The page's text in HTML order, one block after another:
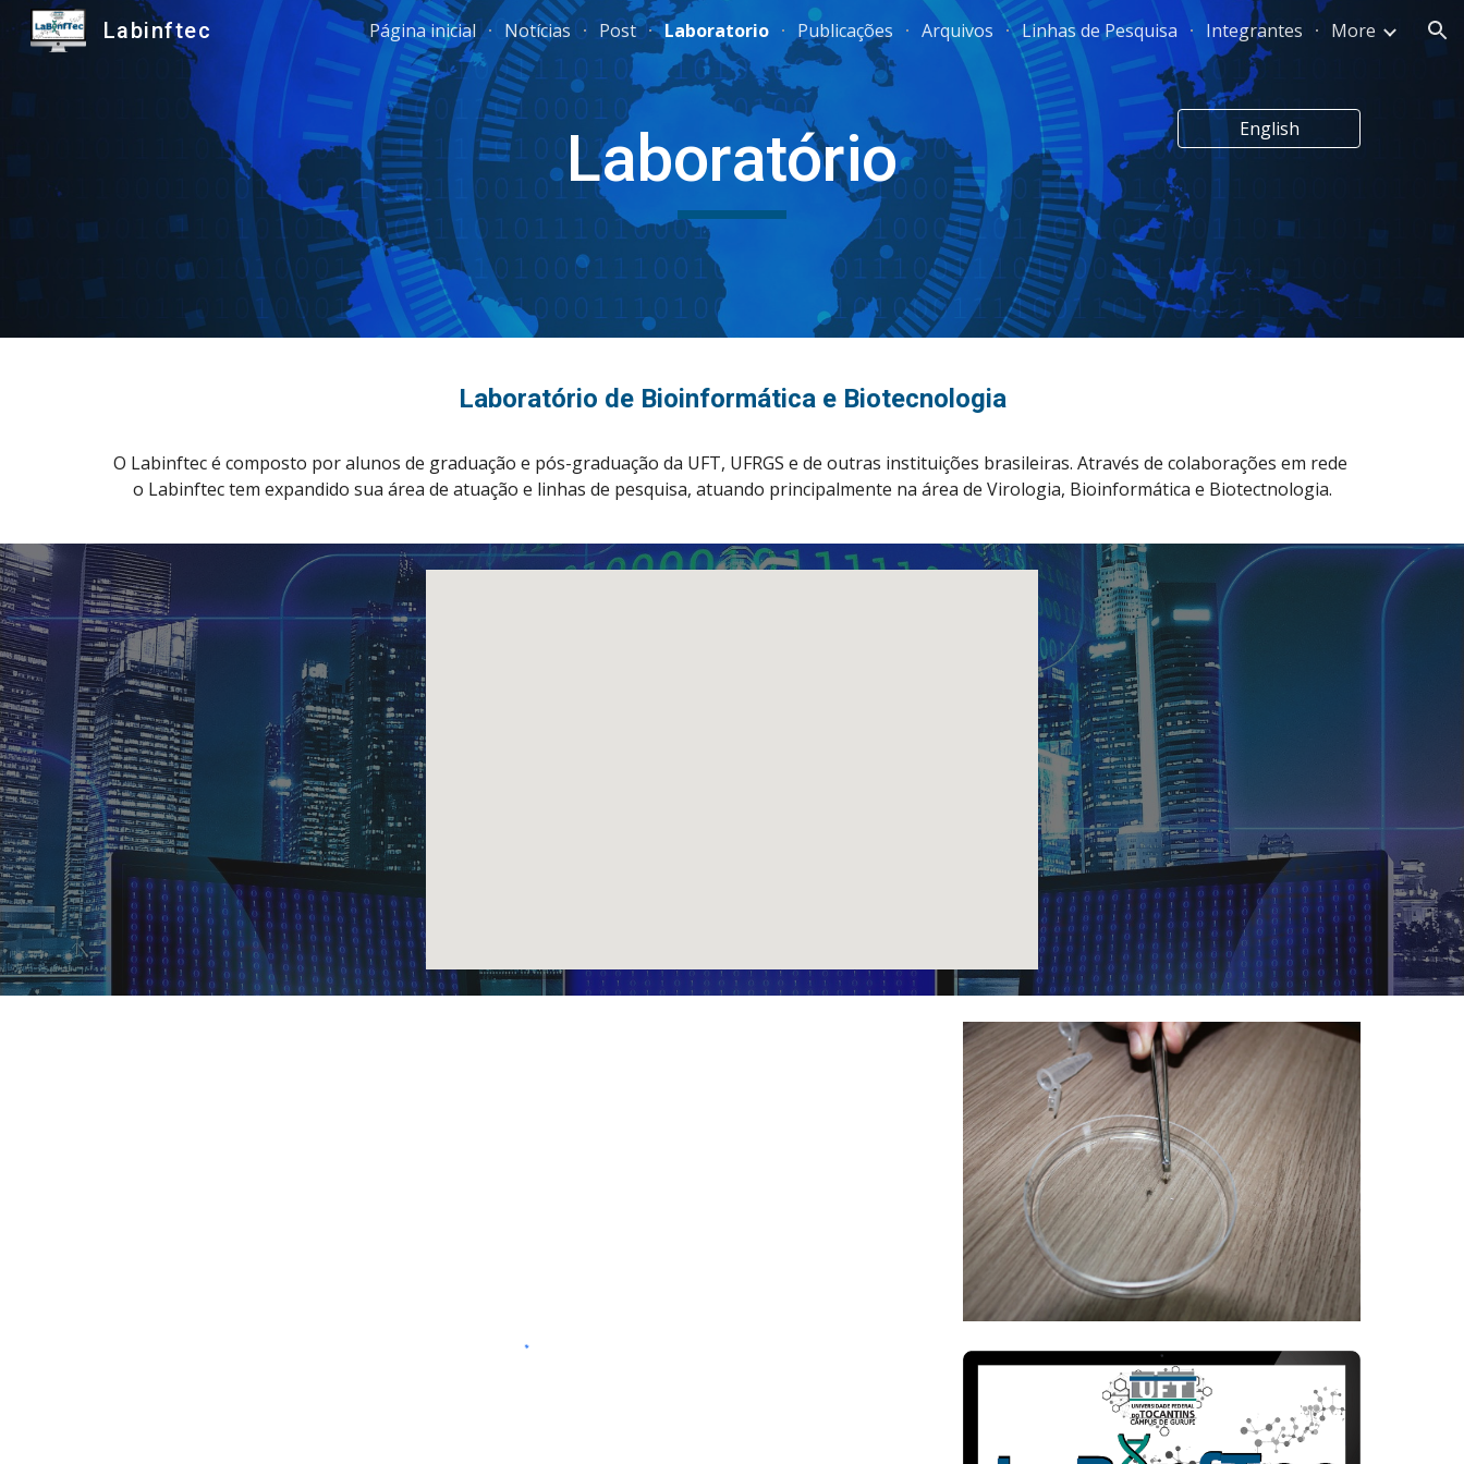
Skip to main content Skip to navigation
Labinftec Página inicial Notícias Post Laboratorio Publicações Arquivos Linhas de Pesquisa Integrantes More
Laboratório English
Laboratório de Bioinformática e Biotecnologia
O Labinftec é composto por alunos de graduação e pós-graduação da UFT, UFRGS e de outras instituições brasileiras. Através de colaborações em rede
o Labinftec tem expandido sua área de atuação e linhas de pesquisa, atuando principalmente na área de Virologia, Bioinformática e Biotectnologia.